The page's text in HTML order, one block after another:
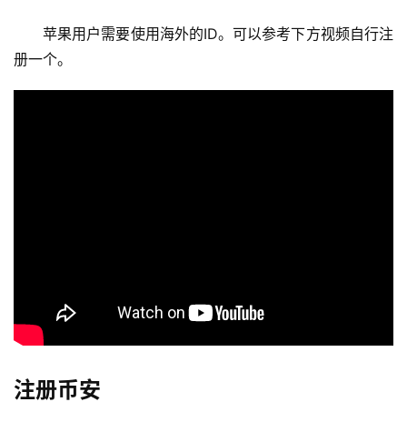
苹果用户需要使用海外的ID。可以参考下方视频自行注
册一个。
注册币安